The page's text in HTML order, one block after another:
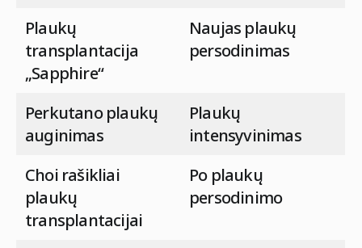
Plaukų
transplantacija
„Sapphire“
Naujas plaukų
persodinimas
Perkutano plaukų
auginimas
Plaukų
intensyvinimas
Choi rašikliai
plaukų
transplantacijai
Po plaukų
persodinimo